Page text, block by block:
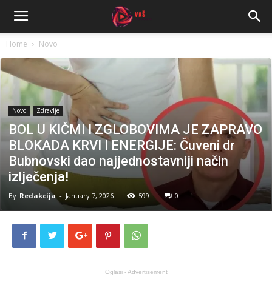
Home Novo
Novo Zdravlje
BOL U KIČMI I ZGLOBOVIMA JE ZAPRAVO
BLOKADA KRVI I ENERGIJE: Čuveni dr
Bubnovski dao najjednostavniji način
izlječenja!
By Redakcija - January 7, 2026 599 0
Oglasi - Advertisement